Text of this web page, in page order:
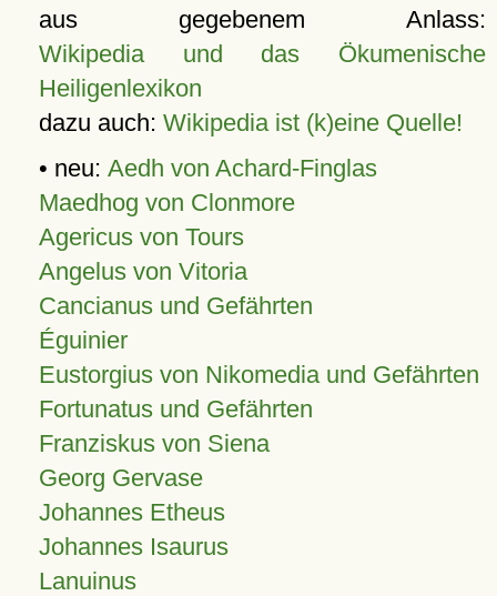
aus gegebenem Anlass:
Wikipedia und das Ökumenische
Heiligenlexikon
dazu auch: Wikipedia ist (k)eine Quelle!
• neu: Aedh von Achard-Finglas
Maedhog von Clonmore
Agericus von Tours
Angelus von Vitoria
Cancianus und Gefährten
Éguinier
Eustorgius von Nikomedia und Gefährten
Fortunatus und Gefährten
Franziskus von Siena
Georg Gervase
Johannes Etheus
Johannes Isaurus
Lanuinus